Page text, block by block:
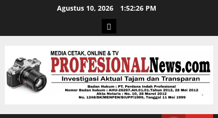
Agustus 10, 2026 1:52:26 PM